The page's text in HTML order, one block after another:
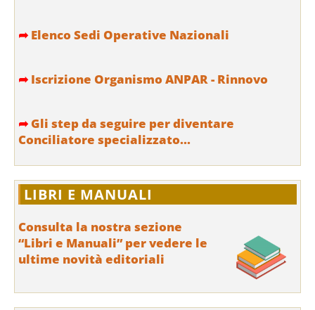
➦ Elenco Sedi Operative Nazionali
➦ Iscrizione Organismo ANPAR - Rinnovo
➦ Gli step da seguire per diventare
Conciliatore specializzato...
LIBRI E MANUALI
Consulta la nostra sezione
“Libri e Manuali” per vedere le
ultime novità editoriali